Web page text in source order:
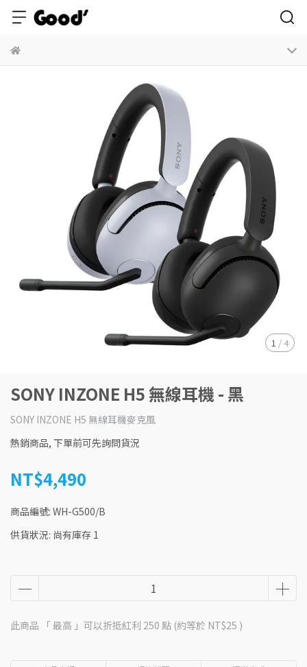
1 / 4
SONY INZONE H5 無線耳機 - 黑
SONY INZONE H5 無線耳機麥克風
熱銷商品, 下單前可先詢問貨況
NT$4,490
商品編號: WH-G500/B
供貨狀況: 尚有庫存 1
此商品 「 最高 」可以折抵紅利 250 點 (約等於 NT$25 )